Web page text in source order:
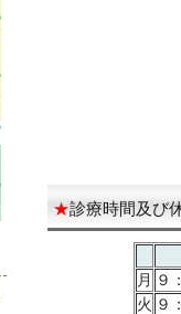
★診療時間及び
月 ９
火 ９